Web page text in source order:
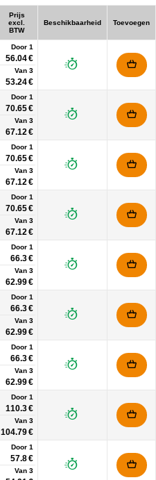
Prijs
excl.
BTW
Beschikbaarheid Toevoegen
Door 1
56.04 €
Van 3
53.24 €
Door 1
70.65 €
Van 3
67.12 €
Door 1
70.65 €
Van 3
67.12 €
Door 1
70.65 €
Van 3
67.12 €
Door 1
66.3 €
Van 3
62.99 €
Door 1
66.3 €
Van 3
62.99 €
Door 1
66.3 €
Van 3
62.99 €
Door 1
110.3 €
Van 3
104.79 €
Door 1
57.8 €
Van 3